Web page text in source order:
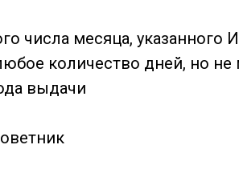
числа месяца, указанного
количество дней, но не
выдачи